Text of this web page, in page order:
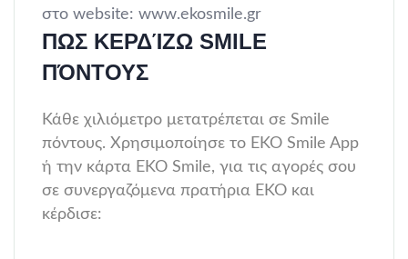
στο website: www.ekosmile.gr
ΠΩΣ ΚΕΡΔΊΖΩ SMILE
ΠΌΝΤΟΥΣ
Κάθε χιλιόμετρο μετατρέπεται σε Smile
πόντους. Χρησιμοποίησε το ΕΚΟ Smile App
ή την κάρτα EKO Smile, για τις αγορές σου
σε συνεργαζόμενα πρατήρια ΕΚΟ και
κέρδισε: